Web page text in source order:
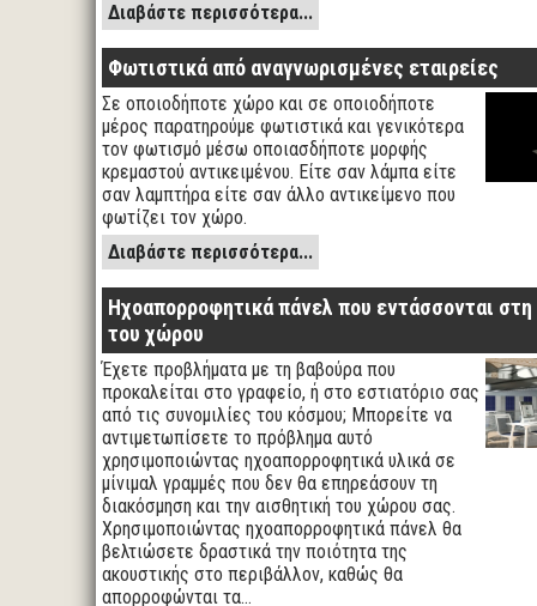
Διαβάστε περισσότερα...
Φωτιστικά από αναγνωρισμένες εταιρείες
Σε οποιοδήποτε χώρο και σε οποιοδήποτε
μέρος παρατηρούμε φωτιστικά και γενικότερα
τον φωτισμό μέσω οποιασδήποτε μορφής
κρεμαστού αντικειμένου. Είτε σαν λάμπα είτε
σαν λαμπτήρα είτε σαν άλλο αντικείμενο που
φωτίζει τον χώρο.
Διαβάστε περισσότερα...
Ηχοαπορροφητικά πάνελ που εντάσσονται
του χώρου
Έχετε προβλήματα με τη βαβούρα που
προκαλείται στο γραφείο, ή στο εστιατόριο σας
από τις συνομιλίες του κόσμου; Μπορείτε να
αντιμετωπίσετε το πρόβλημα αυτό
χρησιμοποιώντας ηχοαπορροφητικά υλικά σε
μίνιμαλ γραμμές που δεν θα επηρεάσουν τη
διακόσμηση και την αισθητική του χώρου σας.
Χρησιμοποιώντας ηχοαπορροφητικά πάνελ θα
βελτιώσετε δραστικά την ποιότητα της
ακουστικής στο περιβάλλον, καθώς θα
απορροφώνται τα…